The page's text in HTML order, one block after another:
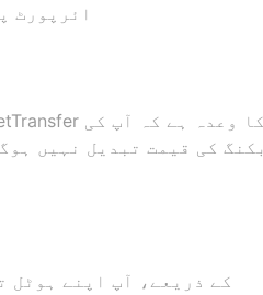
ائرپورٹ
بکنگ کی قیمت تبدیل نہیں